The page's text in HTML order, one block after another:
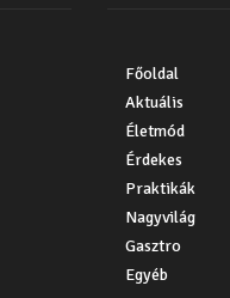
Főoldal
Aktuális
Életmód
Érdekes
Praktikák
Nagyvilág
Gasztro
Egyéb